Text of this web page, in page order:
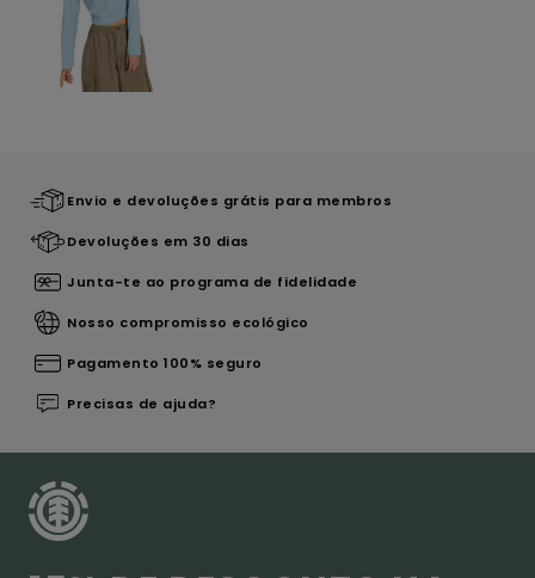
Envio e devoluções grátis para membros
Devoluções em 30 dias
Junta-te ao programa de fidelidade
Nosso compromisso ecológico
Pagamento 100% seguro
Precisas de ajuda?